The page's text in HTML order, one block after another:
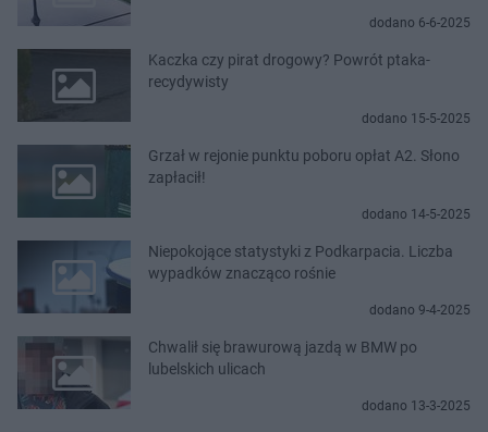
dodano 6-6-2025
Kaczka czy pirat drogowy? Powrót ptaka-
recydywisty
dodano 15-5-2025
Grzał w rejonie punktu poboru opłat A2. Słono
zapłacił!
dodano 14-5-2025
Niepokojące statystyki z Podkarpacia. Liczba
wypadków znacząco rośnie
dodano 9-4-2025
Chwalił się brawurową jazdą w BMW po
lubelskich ulicach
dodano 13-3-2025